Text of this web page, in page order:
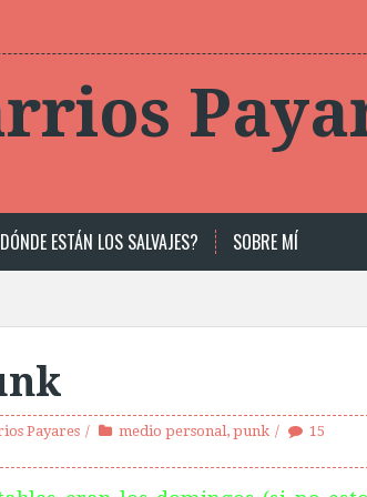
ESTÁN LOS SALVAJES? SOBRE MÍ
Payares medio personal, punk
15